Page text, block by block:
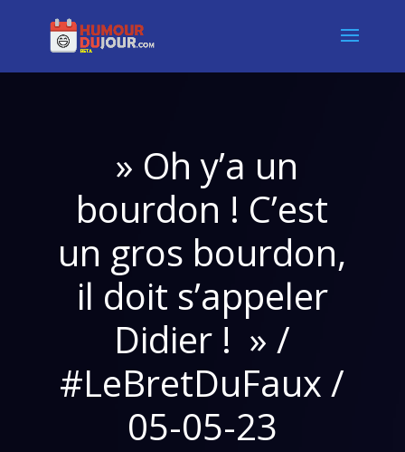
» Oh y’a un
bourdon ! C’est
un gros bourdon,
il doit s’appeler
Didier ! » /
#LeBretDuFaux /
05-05-23